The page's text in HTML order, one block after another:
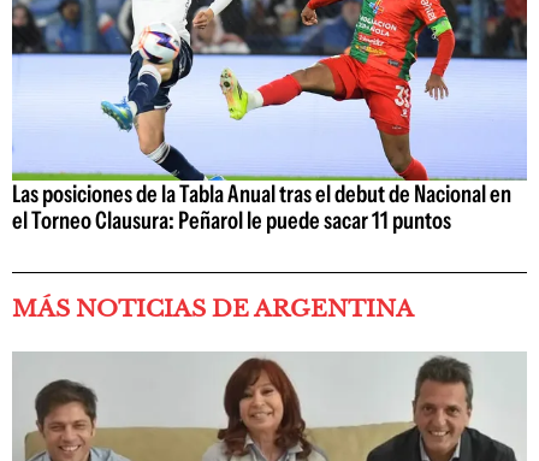
Las posiciones de la Tabla Anual tras el debut de Nacional en
el Torneo Clausura: Peñarol le puede sacar 11 puntos
MÁS NOTICIAS DE ARGENTINA